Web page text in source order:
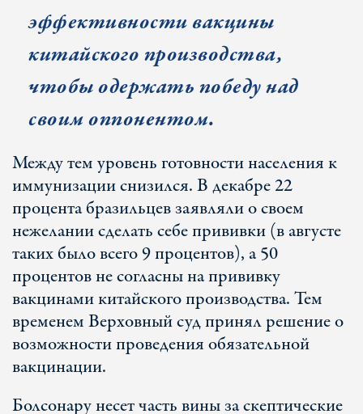
эффективности вакцины
китайского производства,
чтобы одержать победу над
своим оппонентом.
Между тем уровень готовности населения к
иммунизации снизился. В декабре 22
процента бразильцев заявляли о своем
нежелании сделать себе прививки (в августе
таких было всего 9 процентов), а 50
процентов не согласны на прививку
вакцинами китайского производства. Тем
временем Верховный суд принял решение о
возможности проведения обязательной
вакцинации.
Болсонару несет часть вины за скептические